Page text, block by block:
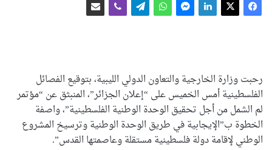
رحبت وزارة الخارجية والتعاون الدولي الليبية، بتوقيع الفصائل
الفلسطينية أمس الخميس على “إعلان الجزائر”، المنبثق عن “مؤتمر
لم الشمل من أجل تحقيق الوحدة الوطنية الفلسطينية”، واصفة
الخطوة ب”الإيجابية في طريق الوحدة الوطنية وترسيخ المشروع
الوطني لإقامة دولة فلسطينية مستقلة وعاصمتها القدس”.